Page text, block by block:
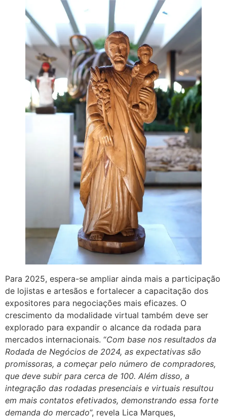
Para 2025, espera-se ampliar ainda mais a participação
de lojistas e artesãos e fortalecer a capacitação dos
expositores para negociações mais eficazes. O
crescimento da modalidade virtual também deve ser
explorado para expandir o alcance da rodada para
mercados internacionais. “Com base nos resultados da
Rodada de Negócios de 2024, as expectativas são
promissoras, a começar pelo número de compradores,
que deve subir para cerca de 100. Além disso, a
integração das rodadas presenciais e virtuais resultou
em mais contatos efetivados, demonstrando essa forte
demanda do mercado”, revela Lica Marques,